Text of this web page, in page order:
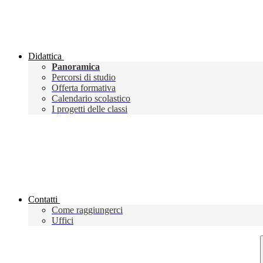
Didattica
Panoramica
Percorsi di studio
Offerta formativa
Calendario scolastico
I progetti delle classi
Contatti
Come raggiungerci
Uffici